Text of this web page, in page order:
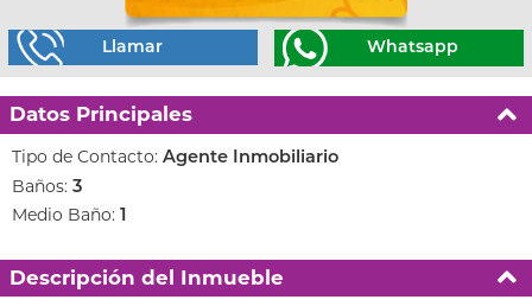
Llamar Whatsapp
Datos Principales
Tipo de Contacto: Agente Inmobiliario
Baños: 3
Medio Baño: 1
Descripción del Inmueble